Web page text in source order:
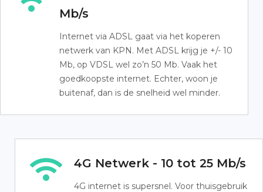
Mb/s
Internet via ADSL gaat via het koperen
netwerk van KPN. Met ADSL krijg je +/- 10
Mb, op VDSL wel zo’n 50 Mb. Vaak het
goedkoopste internet. Echter, woon je
buitenaf, dan is de snelheid wel minder.
4G Netwerk - 10 tot 25 Mb/s
4G internet is supersnel. Voor thuisgebruik